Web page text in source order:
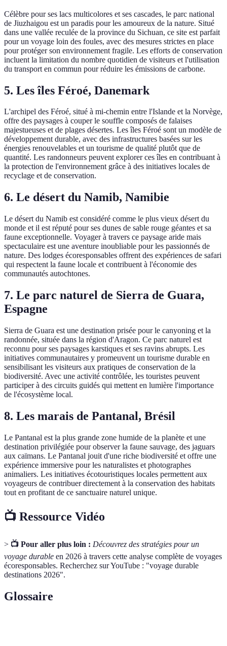
Célèbre pour ses lacs multicolores et ses cascades, le parc national
de Jiuzhaigou est un paradis pour les amoureux de la nature. Situé
dans une vallée reculée de la province du Sichuan, ce site est parfait
pour un voyage loin des foules, avec des mesures strictes en place
pour protéger son environnement fragile. Les efforts de conservation
incluent la limitation du nombre quotidien de visiteurs et l'utilisation
du transport en commun pour réduire les émissions de carbone.
5. Les îles Féroé, Danemark
L'archipel des Féroé, situé à mi-chemin entre l'Islande et la Norvège,
offre des paysages à couper le souffle composés de falaises
majestueuses et de plages désertes. Les îles Féroé sont un modèle de
développement durable, avec des infrastructures basées sur les
énergies renouvelables et un tourisme de qualité plutôt que de
quantité. Les randonneurs peuvent explorer ces îles en contribuant à
la protection de l'environnement grâce à des initiatives locales de
recyclage et de conservation.
6. Le désert du Namib, Namibie
Le désert du Namib est considéré comme le plus vieux désert du
monde et il est réputé pour ses dunes de sable rouge géantes et sa
faune exceptionnelle. Voyager à travers ce paysage aride mais
spectaculaire est une aventure inoubliable pour les passionnés de
nature. Des lodges écoresponsables offrent des expériences de safari
qui respectent la faune locale et contribuent à l'économie des
communautés autochtones.
7. Le parc naturel de Sierra de Guara,
Espagne
Sierra de Guara est une destination prisée pour le canyoning et la
randonnée, située dans la région d'Aragon. Ce parc naturel est
reconnu pour ses paysages karstiques et ses ravins abrupts. Les
initiatives communautaires y promeuvent un tourisme durable en
sensibilisant les visiteurs aux pratiques de conservation de la
biodiversité. Avec une activité contrôlée, les touristes peuvent
participer à des circuits guidés qui mettent en lumière l'importance
de l'écosystème local.
8. Les marais de Pantanal, Brésil
Le Pantanal est la plus grande zone humide de la planète et une
destination privilégiée pour observer la faune sauvage, des jaguars
aux caïmans. Le Pantanal jouit d'une riche biodiversité et offre une
expérience immersive pour les naturalistes et photographes
animaliers. Les initiatives écotouristiques locales permettent aux
voyageurs de contribuer directement à la conservation des habitats
tout en profitant de ce sanctuaire naturel unique.
📺 Ressource Vidéo
> 📺 Pour aller plus loin : Découvrez des stratégies pour un
voyage durable en 2026 à travers cette analyse complète de voyages
écoresponsables. Recherchez sur YouTube : "voyage durable
destinations 2026".
Glossaire